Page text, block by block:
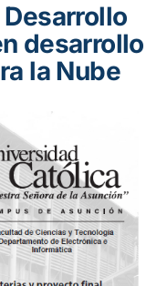
desarrollo
la Nube